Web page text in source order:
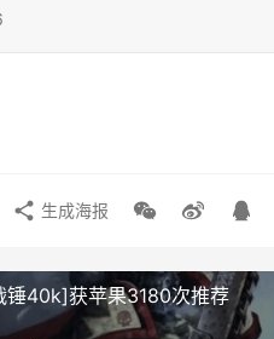
生成海报
锤40k]获苹果3180次推荐